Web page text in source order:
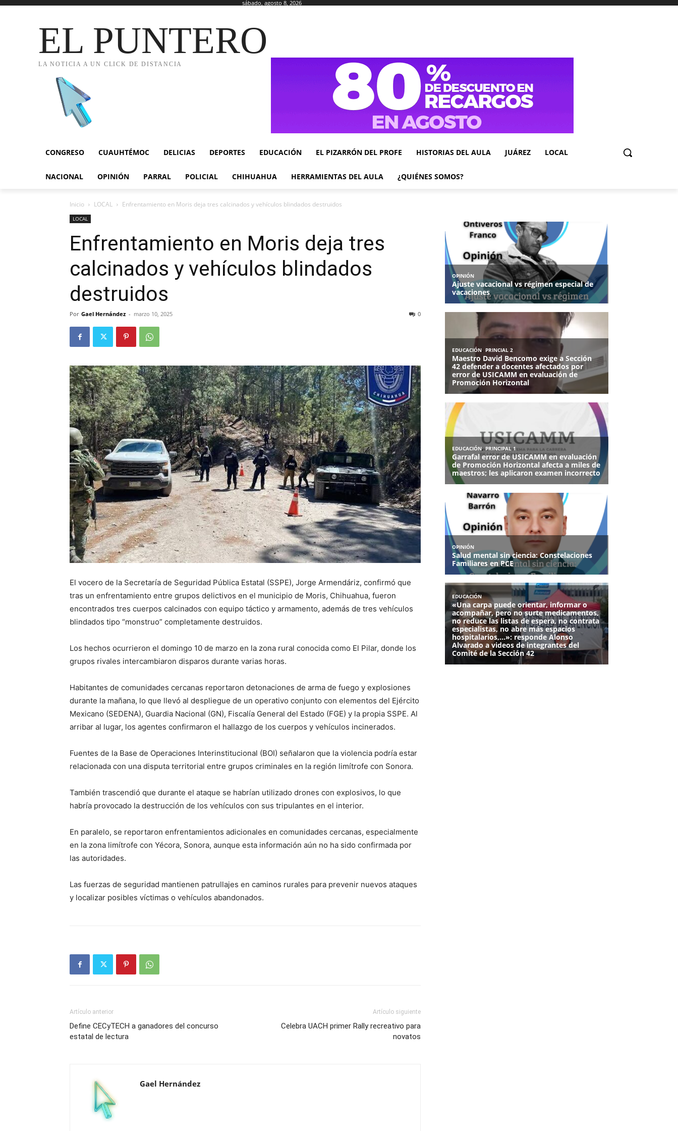
sábado, agosto 8, 2026
EL PUNTERO
LA NOTICIA A UN CLICK DE DISTANCIA
CONGRESO CUAUHTÉMOC DELICIAS DEPORTES EDUCACIÓN EL PIZARRÓN DEL PROFE HISTORIAS DEL AULA JUÁREZ LOCAL
NACIONAL OPINIÓN PARRAL POLICIAL CHIHUAHUA HERRAMIENTAS DEL AULA ¿QUIÉNES SOMOS?
Inicio LOCAL Enfrentamiento en Moris deja tres calcinados y vehículos blindados destruidos
LOCAL
Enfrentamiento en Moris deja tres
calcinados y vehículos blindados
destruidos
Por Gael Hernández - marzo 10, 2025 0
El vocero de la Secretaría de Seguridad Pública Estatal (SSPE), Jorge Armendáriz, confirmó que
tras un enfrentamiento entre grupos delictivos en el municipio de Moris, Chihuahua, fueron
encontrados tres cuerpos calcinados con equipo táctico y armamento, además de tres vehículos
blindados tipo “monstruo” completamente destruidos.
Los hechos ocurrieron el domingo 10 de marzo en la zona rural conocida como El Pilar, donde los
grupos rivales intercambiaron disparos durante varias horas.
Habitantes de comunidades cercanas reportaron detonaciones de arma de fuego y explosiones
durante la mañana, lo que llevó al despliegue de un operativo conjunto con elementos del Ejército
Mexicano (SEDENA), Guardia Nacional (GN), Fiscalía General del Estado (FGE) y la propia SSPE. Al
arribar al lugar, los agentes confirmaron el hallazgo de los cuerpos y vehículos incinerados.
Fuentes de la Base de Operaciones Interinstitucional (BOI) señalaron que la violencia podría estar
relacionada con una disputa territorial entre grupos criminales en la región limítrofe con Sonora.
También trascendió que durante el ataque se habrían utilizado drones con explosivos, lo que
habría provocado la destrucción de los vehículos con sus tripulantes en el interior.
En paralelo, se reportaron enfrentamientos adicionales en comunidades cercanas, especialmente
en la zona limítrofe con Yécora, Sonora, aunque esta información aún no ha sido confirmada por
las autoridades.
Las fuerzas de seguridad mantienen patrullajes en caminos rurales para prevenir nuevos ataques
y localizar posibles víctimas o vehículos abandonados.
Artículo anterior
Define CECyTECH a ganadores del concurso
estatal de lectura
Artículo siguiente
Celebra UACH primer Rally recreativo para
novatos
Gael Hernández